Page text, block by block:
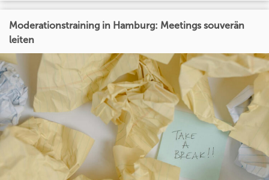
Moderationstraining in Hamburg: Meetings souverän
leiten